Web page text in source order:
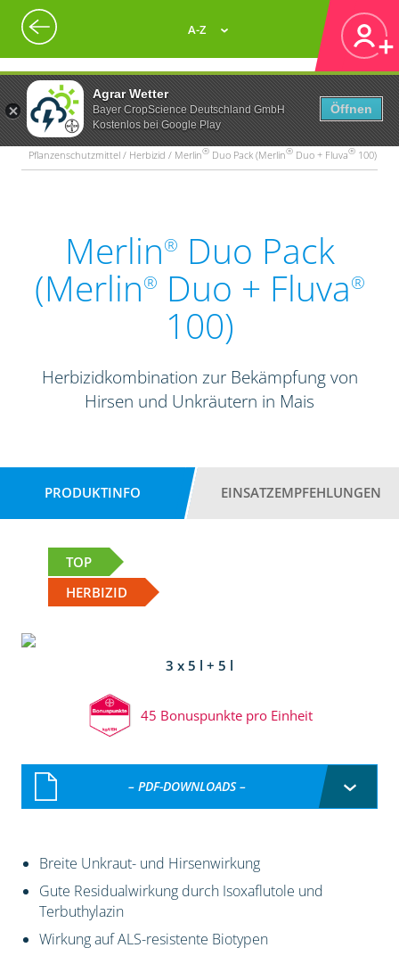
Agrar Wetter
Bayer CropScience Deutschland GmbH
Kostenlos bei Google Play
Öffnen
A-Z
Pflanzenschutzmittel / Herbizid / Merlin® Duo Pack (Merlin® Duo + Fluva® 100)
Merlin® Duo Pack
(Merlin® Duo + Fluva®
100)
Herbizidkombination zur Bekämpfung von
Hirsen und Unkräutern in Mais
PRODUKTINFO EINSATZEMPFEHLUNGEN
TOP
HERBIZID
3 x 5 l + 5 l
45 Bonuspunkte pro Einheit
– PDF-DOWNLOADS –
Breite Unkraut- und Hirsenwirkung
Gute Residualwirkung durch Isoxaflutole und
Terbuthylazin
Wirkung auf ALS-resistente Biotypen